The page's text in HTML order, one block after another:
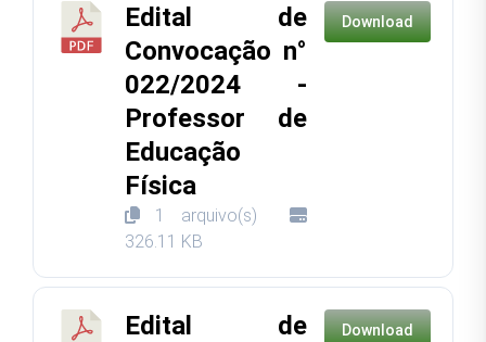
Edital de
Convocação n°
022/2024 -
Professor de
Educação
Física
1 arquivo(s)
326.11 KB
Download
Edital de
Download